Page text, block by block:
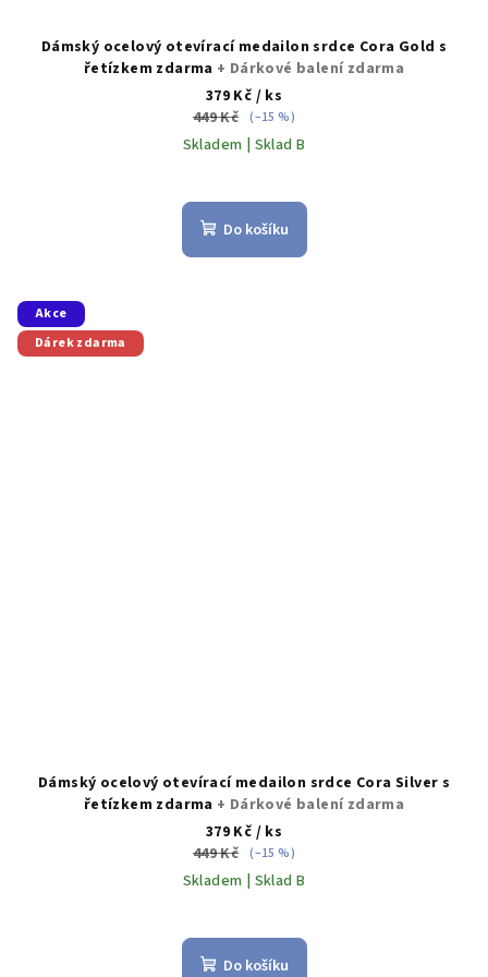
Dámský ocelový otevírací medailon srdce Cora Gold s
řetízkem zdarma + Dárkové balení zdarma
379 Kč / ks
449 Kč (–15 %)
Skladem | Sklad B
Do košíku
Akce
Dárek zdarma
Dámský ocelový otevírací medailon srdce Cora Silver s
řetízkem zdarma + Dárkové balení zdarma
379 Kč / ks
449 Kč (–15 %)
Skladem | Sklad B
Do košíku